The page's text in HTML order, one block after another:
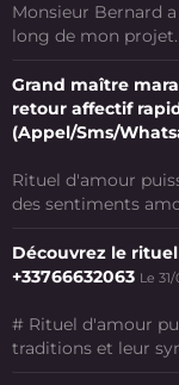
Monsieur Bernard
long de mon
Grand maître
retour affectif
(Appel/Sms/
Rituel d'amour
des sentiments
Découvrez le
+33766632063 Le
# Rituel d'amour
traditions et leur